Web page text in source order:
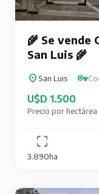
🌾 Se vende
San Luis 🌾
San Luis
U$D 1.500
Precio por hectárea
3.890ha